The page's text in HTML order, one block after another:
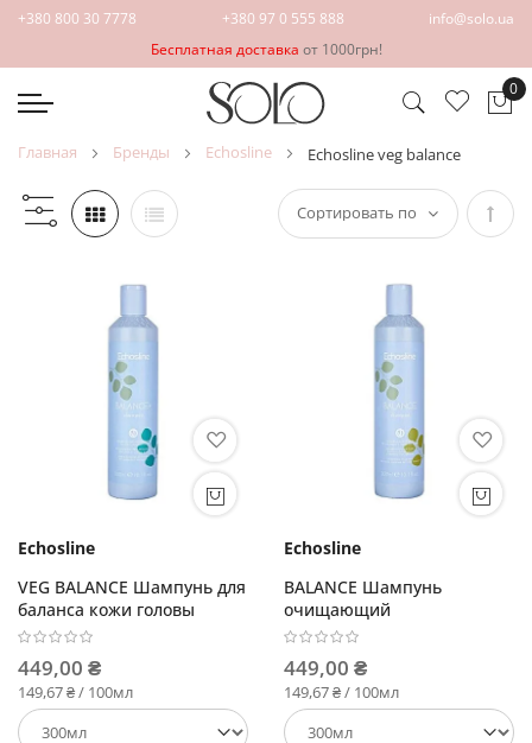
+380 800 30 7778 +380 97 0 555 888
info@solo.ua
Бесплатная доставка от 1000грн!
0
главная бренды echosline echosline veg balance
Echosline
VEG BALANCE Шампунь для
баланса кожи головы
449,00 ₴
149,67 ₴ / 100мл
Echosline
BALANCE Шампунь
очищающий
449,00 ₴
149,67 ₴ / 100мл